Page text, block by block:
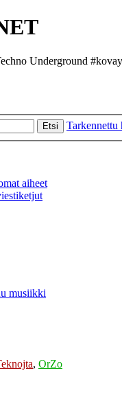
Underground
Etsi Tarkennettu
aiheet
musiikki
, OrZo